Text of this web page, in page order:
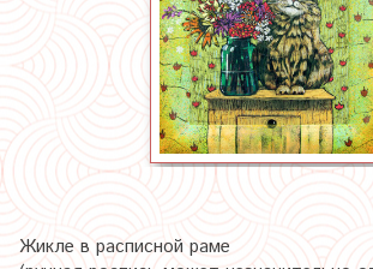
Жикле в расписной раме